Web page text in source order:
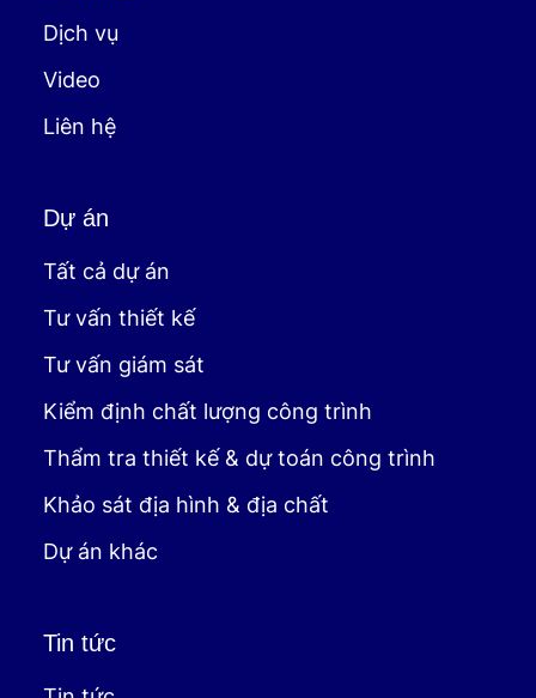
Dịch vụ
Video
Liên hệ
Dự án
Tất cả dự án
Tư vấn thiết kế
Tư vấn giám sát
Kiểm định chất lượng công trình
Thẩm tra thiết kế & dự toán công trình
Khảo sát địa hình & địa chất
Dự án khác
Tin tức